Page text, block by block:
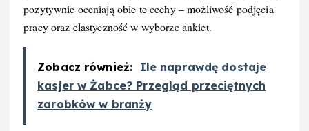
pozytywnie oceniają obie te cechy – możliwość podjęcia
pracy oraz elastyczność w wyborze ankiet.
Zobacz również: Ile naprawdę dostaje
kasjer w Żabce? Przegląd przeciętnych
zarobków w branży